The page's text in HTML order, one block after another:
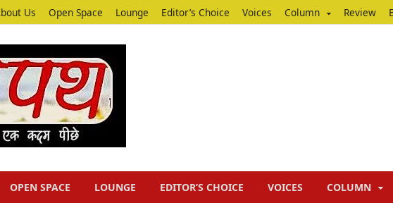
Us Open Space Lounge Editor’s Choice Voices Column Review
OPEN SPACE LOUNGE EDITOR’S CHOICE VOICES COLUMN